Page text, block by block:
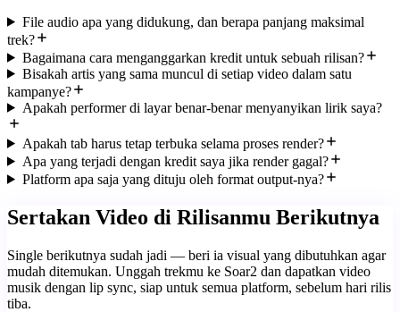
File audio apa yang didukung, dan berapa panjang maksimal
trek?
Bagaimana cara menganggarkan kredit untuk sebuah rilisan?
Bisakah artis yang sama muncul di setiap video dalam satu
kampanye?
Apakah performer di layar benar-benar menyanyikan lirik saya?
Apakah tab harus tetap terbuka selama proses render?
Apa yang terjadi dengan kredit saya jika render gagal?
Platform apa saja yang dituju oleh format output-nya?
Sertakan Video di Rilisanmu Berikutnya
Single berikutnya sudah jadi — beri ia visual yang dibutuhkan agar
mudah ditemukan. Unggah trekmu ke Soar2 dan dapatkan video
musik dengan lip sync, siap untuk semua platform, sebelum hari rilis
tiba.